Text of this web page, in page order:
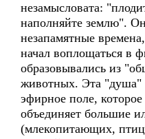
незамысловата:
наполняйте землю".
незапамятные
начал воплощаться в
образовывались из
животных. Эта "душа"
эфирное поле,
объединяет большие
(млекопитающих,